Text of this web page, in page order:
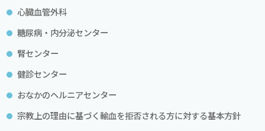
心臓血管外科
糖尿病・内分泌センター
腎センター
健診センター
おなかのヘルニアセンター
宗教上の理由に基づく輸血を拒否される方に対する基本方針